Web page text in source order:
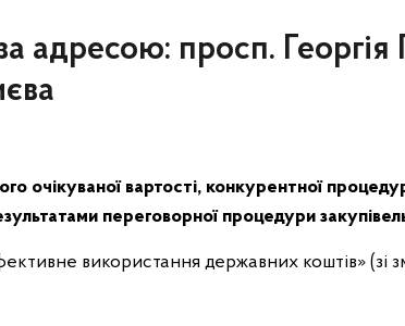
адресою: просп. Георгія
очікуваної вартості, конкурентної
переговорної процедури
використання державних коштів» (зі